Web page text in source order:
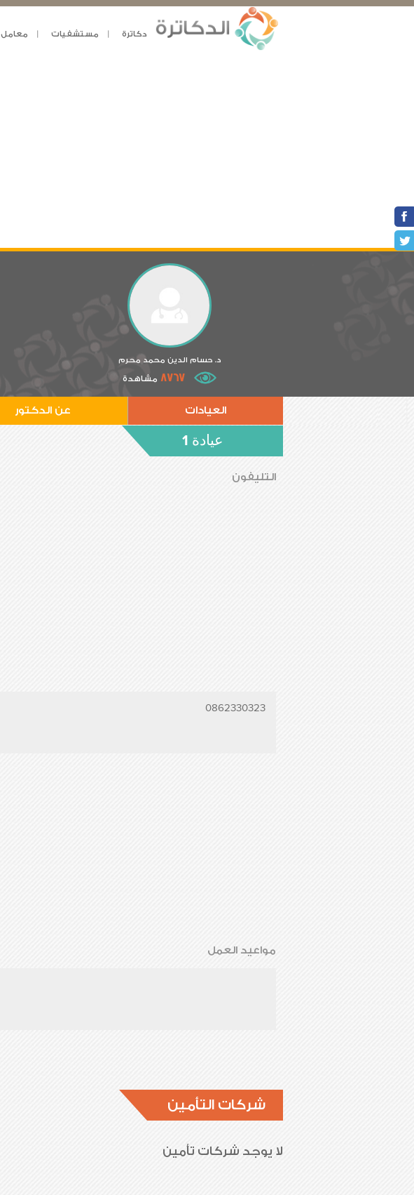
دكاترة مستشفيات معامل
د. حسام الدين محمد محرم
8767 مشاهدة
العيادات عن الدكتور
عيادة 1
التليفون
0862330323
مواعيد العمل
شركات التأمين
لا يوجد شركات تأمين